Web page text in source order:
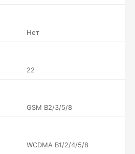
Нет
22
GSM B2/3/5/8
WCDMA B1/2/4/5/8